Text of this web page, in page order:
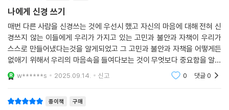
저는 그렇게 생각합니다. 문제를 해결한다는 것은 문제를 제거하는 것도,
지워서 없애는 것도 아닙니다. 문제를 해결한다는 것은 문제를 이해하고
문제와 손을 잡는 것입니다. 문제가 생기는 진정한 이유를 알고, 문제를 일
으켜 당신을 지켜 온 기사를 이해하고, 손을 잡고 함께 걸어가는 것입니다.
당신은 계속 혼자가 아니었던 것입니다. 서툴지만 당신을 지키기 위해 필
사적으로 노력해 온 또 하나의 당신, 기사가 늘 곁에 있어 주었던 것입니다.
--- p.190, 「인생은 자신에게 신경 쓰는 사람의 편입니다」 중에서
로 정리하는 행위를 부정해 버리는 것이다.
# 시간에 쫓기는 사람
“바쁘면 불안감이나 초조함, 스트레스를 느끼지 않아도 돼서 좋아요.”
“시간 여유가 생기면 쓸데없는 생각이 들어서 침울해져요.”
생각하고 있다. 이러한 생각에는 유소년기부터 무언가를 해냈을 때만 칭찬
나에게 신경 쓰기
매번 다른 사람을 신경쓰는 것에 우선시 했고 자신의 마음에 대해 전혀 신
경쓰지 않는 이들에게 우리가 가지고 있는 고민과 불안과 자책이 우리가
스스로 만들어냈다는것을 알게되었고 그 고민과 불안과 자책을 어떻게든
없애기 위해서 우리의 마음속을 들여다보는 것이 무엇보다 중요함을 알게
되었습니다. 그저 남을 우선시하기 보다 나자신을 먼저 생각하고 내가 진
짜 원하는것이 무엇
w******s 2025.09.14. 신고 0 댓글0
종이책 구매